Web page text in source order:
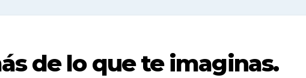
de lo que te imaginas.